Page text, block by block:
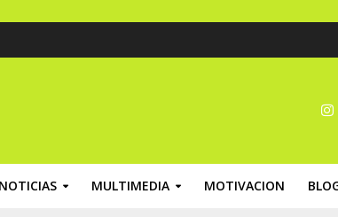
NOTICIAS MULTIMEDIA MOTIVACION